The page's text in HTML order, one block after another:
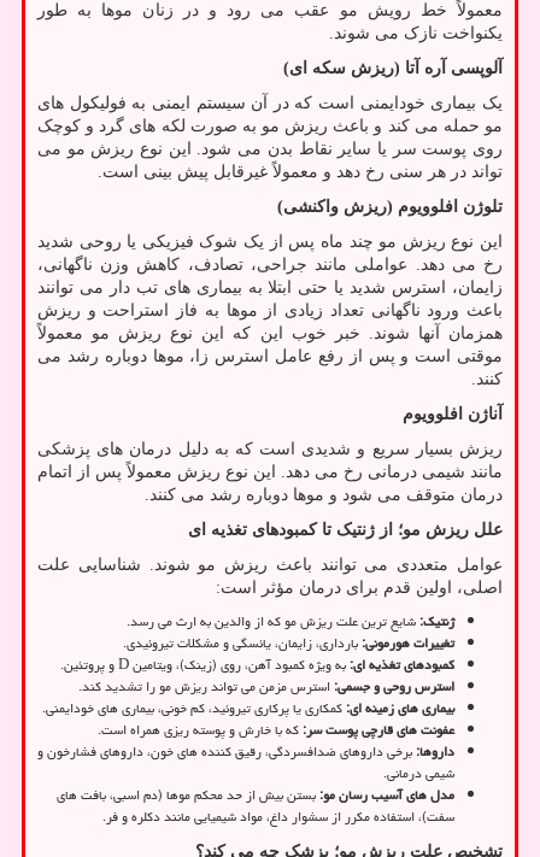
معمولاً خط رویش مو عقب می رود و در زنان موها به طور
یکنواخت نازک می شوند.
آلوپسی آره آتا (ریزش سکه ای)
یک بیماری خودایمنی است که در آن سیستم ایمنی به فولیکول های
مو حمله می کند و باعث ریزش مو به صورت لکه های گرد و کوچک
روی پوست سر یا سایر نقاط بدن می شود. این نوع ریزش مو می
تواند در هر سنی رخ دهد و معمولاً غیرقابل پیش بینی است.
تلوژن افلوویوم (ریزش واکنشی)
این نوع ریزش مو چند ماه پس از یک شوک فیزیکی یا روحی شدید
رخ می دهد. عواملی مانند جراحی، تصادف، کاهش وزن ناگهانی،
زایمان، استرس شدید یا حتی ابتلا به بیماری های تب دار می توانند
باعث ورود ناگهانی تعداد زیادی از موها به فاز استراحت و ریزش
همزمان آنها شوند. خبر خوب این که این نوع ریزش مو معمولاً
موقتی است و پس از رفع عامل استرس زا، موها دوباره رشد می
کنند.
آناژن افلوویوم
ریزش بسیار سریع و شدیدی است که به دلیل درمان های پزشکی
مانند شیمی درمانی رخ می دهد. این نوع ریزش معمولاً پس از اتمام
درمان متوقف می شود و موها دوباره رشد می کنند.
علل ریزش مو؛ از ژنتیک تا کمبودهای تغذیه ای
عوامل متعددی می توانند باعث ریزش مو شوند. شناسایی علت
اصلی، اولین قدم برای درمان مؤثر است:
ژنتیک:شایع ترین علت ریزش مو که از والدین به ارث می رسد.
تغییرات هورمونی:بارداری، زایمان، یائسگی و مشکلات تیروئیدی.
کمبودهای تغذیه ای:به ویژه کمبود آهن، روی (زینک)، ویتامینDو پروتئین.
استرس روحی و جسمی:استرس مزمن می تواند ریزش مو را تشدید کند.
بیماری های زمینه ای:کمکاری یا پرکاری تیروئید، کم خونی، بیماری های خودایمنی.
عفونت های قارچی پوست سر:که با خارش و پوسته ریزی همراه است.
داروها:برخی داروهای ضدافسردگی، رقیق کننده های خون، داروهای فشارخون و
شیمی درمانی.
مدل های آسیب رسان مو:بستن بیش از حد محکم موها (دم اسبی، بافت های
سفت)، استفاده مکرر از سشوار داغ، مواد شیمیایی مانند دکلره و فر.
تشخیص علت ریزش مو؛ پزشک چه می کند؟